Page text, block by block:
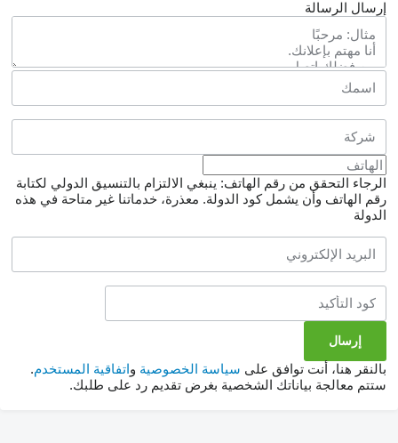
إرسال الرسالة
الرجاء التحقق من رقم الهاتف: ينبغي الالتزام بالتنسيق الدولي لكتابة
رقم الهاتف وأن يشمل كود الدولة. معذرة، خدماتنا غير متاحة في هذه
الدولة
بالنقر هنا، أنت توافق على سياسة الخصوصية واتفاقية المستخدم.
ستتم معالجة بياناتك الشخصية بغرض تقديم رد على طلبك.